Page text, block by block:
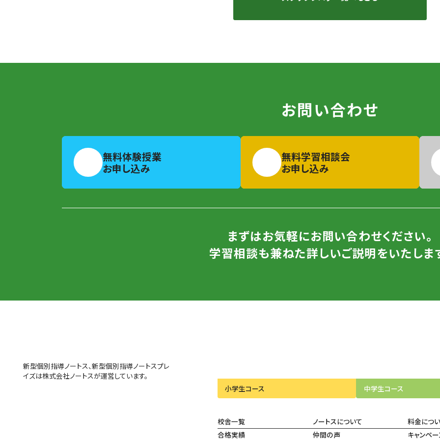
お問い合わせ
無料体験授業
お申し込み
無料学習相談会
お申し込み
まずはお気軽にお問い合わせください。
学習相談も兼ねた詳しいご説明をいたしま
新型個別指導ノートス、新型個別指導ノートスプレ
イズは株式会社ノートスが運営しています。
小学生コース 中学生コース
校舎一覧 ノートスについて
料金につ
合格実績
仲間の声 キャンペ